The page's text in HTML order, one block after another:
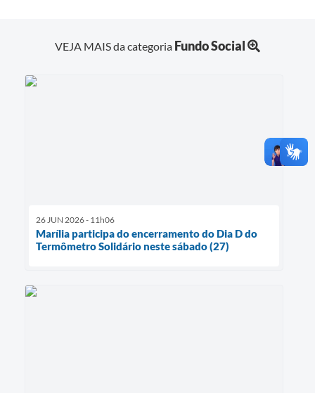
VEJA MAIS da categoria Fundo Social
26 JUN 2026 - 11h06
Marília participa do encerramento do Dia D do
Termômetro Solidário neste sábado (27)